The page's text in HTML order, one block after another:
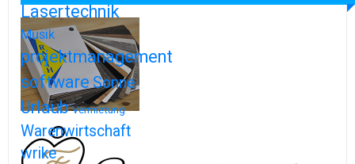
Lasertechnik
Musik
projektmanagement
softwareSonne
Urlaub Vermietung
Warenwirtschaft
wrike